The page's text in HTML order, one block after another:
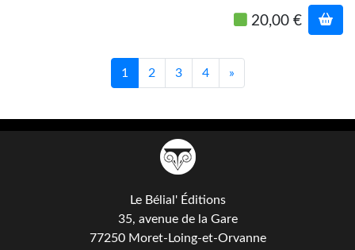
20,00 €
1 2 3 4 »
Le Bélial' Éditions
35, avenue de la Gare
77250 Moret-Loing-et-Orvanne